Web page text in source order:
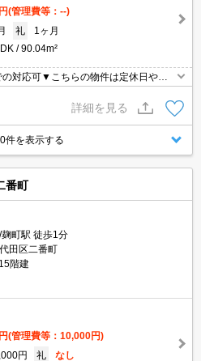
(管理費等：--)
礼
1ヶ月
90.04m²
対応可▼こちらの物件は定休日や営
りにくい方でも柔軟にご対応させて頂
約等対応可▼現地集合現地解散可▼
詳細を見る
件を表示する
番町
町駅 徒歩1分
田区二番町
15階建
(管理費等：10,000円)
円 礼
なし